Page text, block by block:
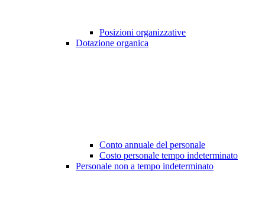
Posizioni organizzative
Dotazione organica
Conto annuale del personale
Costo personale tempo indeterminato
Personale non a tempo indeterminato